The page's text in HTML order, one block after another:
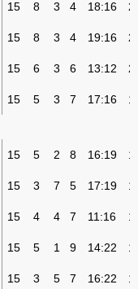
15 8 3 4 18:16
15 8 3 4 19:16
15 6 3 6 13:12
15 5 3 7 17:16
15 5 2 8 16:19
15 3 7 5 17:19
15 4 4 7 11:16
15 5 1 9 14:22
15 3 5 7 16:22